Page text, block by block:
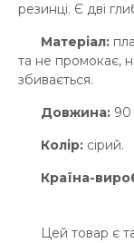
резинці. Є дві
Матеріал:
та не промокає,
збивається.
Довжина: 90
Колір: сірий.
Країна-
Цей товар є